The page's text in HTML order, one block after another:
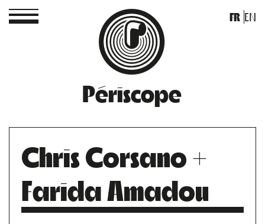
Périscope
FR EN
Chris Corsano +
Farida Amadou